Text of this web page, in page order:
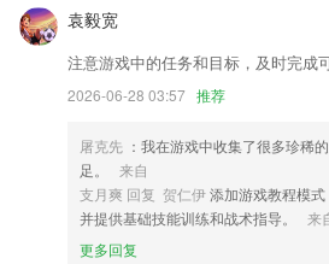
优化统计
访客预约和预约授权，完成预约功能闭环
加入直播新功能，二次元男神在穿越君等你！
提高实时公交的数据准确性
联系我们
以上就是新葡京网址的介绍，如果您喜欢这
行打分评论，说出您的使用经历，以帮助我
袁毅宽
注意游戏中的任务和目标，及时完成
2026-06-28 03:57 推荐
屠克先 ：我在游戏中收集了很多珍稀
足。
来自
支月爽 回复 贺仁伊添加游戏教程模式
并提供基础技能训练和战术指导。
来
更多回复